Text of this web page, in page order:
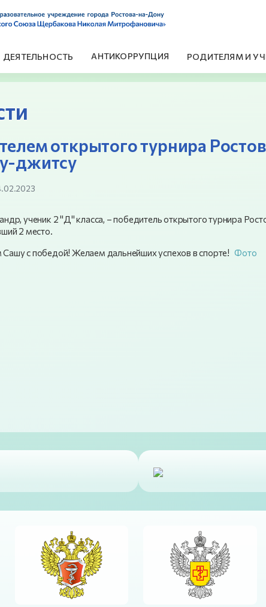
ДЕЯТЕЛЬНОСТЬ АНТИКОРРУПЦИЯ РОДИТЕЛЯМ И
открытого турнира
джитсу
ученик 2 "Д" класса, – победитель открытого турнира
2 место.
с победой! Желаем дальнейших успехов в спорте!Фото